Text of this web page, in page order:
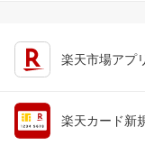
楽天市場アプ
楽天カード新